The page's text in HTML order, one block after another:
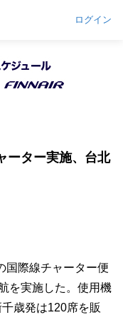
ログイン
ーター実施、台北
国際線チャーター便
を実施した。使用機
歳発は120席を販